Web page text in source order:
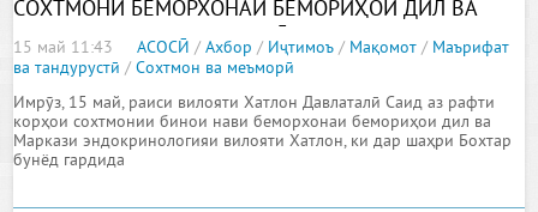
СОХТМОНИ БЕМОРХОНАИ БЕМОРИҲОИ ДИЛ ВА
МАРКАЗИ ЭНДОКРИНОЛОГӢ ШИНОС ШУДАНД
15 май 11:43 АСОСӢ /Ахбор / Иҷтимоъ / Мақомот / Маърифат
ва тандурустӣ /Сохтмон ва меъморӣ
Имрӯз, 15 май, раиси вилояти Хатлон Давлаталӣ Саид аз рафти
корҳои сохтмонии бинои нави беморхонаи бемориҳои дил ва
Маркази эндокринологияи вилояти Хатлон, ки дар шаҳри Бохтар
бунёд гардида